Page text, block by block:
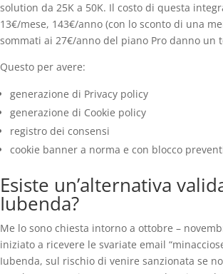
solution da 25K a 50K. Il costo di questa
13€/mese, 143€/anno (con lo sconto di una
sommati ai 27€/anno del piano Pro danno un
Questo per avere:
generazione di Privacy policy
generazione di Cookie policy
registro dei consensi
cookie banner a norma e con blocco
Esiste un’alternativa
Iubenda?
Me lo sono chiesta intorno a ottobre –
iniziato a ricevere le svariate email
Iubenda, sul rischio di venire sanzionata se